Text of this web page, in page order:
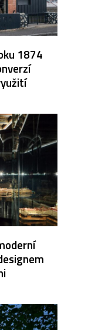
1874